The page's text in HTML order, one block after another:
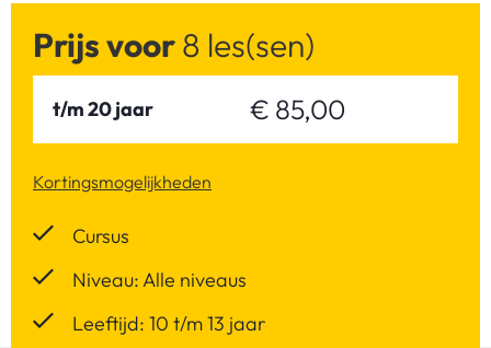
Prijs voor8 les(sen)
t/m 20 jaar € 85,00
Kortingsmogelijkheden
Cursus
Niveau: Alle niveaus
Leeftijd: 10 t/m 13 jaar